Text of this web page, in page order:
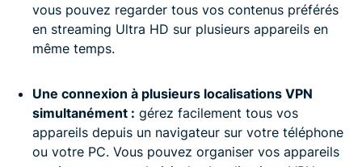
vous pouvez regarder tous vos contenus préférés
en streaming Ultra HD sur plusieurs appareils en
même temps.
Une connexion à plusieurs localisations VPN
simultanément : gérez facilement tous vos
appareils depuis un navigateur sur votre téléphone
ou votre PC. Vous pouvez organiser vos appareils